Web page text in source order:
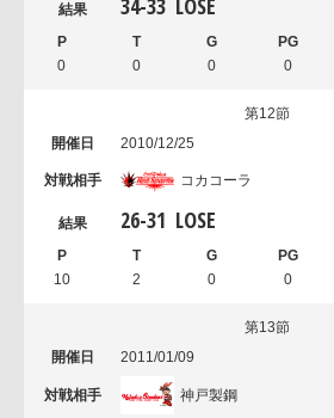
34-33 LOSE
0 0 0 0
第12節
2010/12/25
コカコーラ
26-31 LOSE
10 2 0 0
第13節
2011/01/09
神戸製鋼